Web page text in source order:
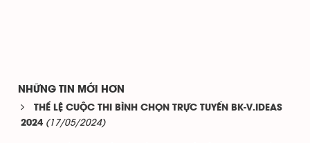
NHỮNG TIN MỚI HƠN
THỂ LỆ CUỘC THI BÌNH CHỌN TRỰC TUYẾN BK-V.IDEAS
2024 (17/05/2024)